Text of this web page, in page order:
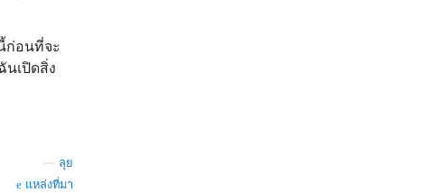
ก่อนที่จะ
เปิดสิ่ง
ลุย
แหล่งที่มา